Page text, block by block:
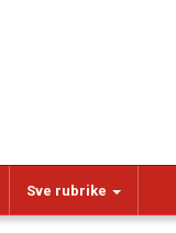
Sve rubrike